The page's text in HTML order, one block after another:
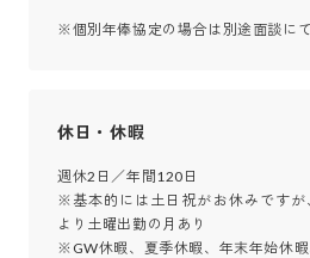
※個別年俸協定の場合は別途面談に
休日・休暇
週休2日／年間120日
※基本的には土日祝がお休みですが
より土曜出勤の月あり
※GW休暇、夏季休暇、年末年始休